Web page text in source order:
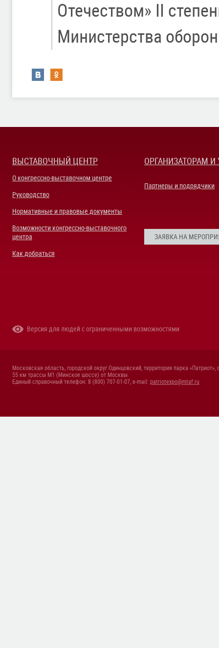
Отечеством» II
Министерства
ВЫСТАВОЧНЫЙ ЦЕНТР
О конгрессно-выставочном центре
Руководство
Нормативные и правовые документы
Возможности конгрессно-выставочного
центра
Как добраться
ОРГАНИЗАТОРАМ
Партнеры и подрядчики
ЗАЯВКА НА
Версия для людей с ограниченными возможностями
Московская область, городской округ Одинцовский, территория парка «Патриот»,
55 км трассы М1 (Минское шоссе) от Москвы
Единый справочный телефон: 8 (800) 707-01-07, e-mail: patriotexpo@mtaf.ru